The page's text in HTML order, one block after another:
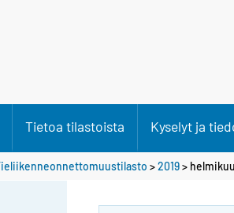
Tietoa tilastoista Kyselyt ja
>2019> helmikuu